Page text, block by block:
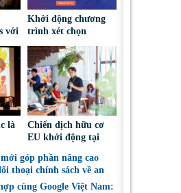
với
Khởi động chương
trình xét chọn
‘Doanh nghiệp đạt
chuẩn Văn hóa Kinh
doanh Việt Nam’
năm 2026
là
Chiến dịch hữu cơ
EU khởi động tại
người tiêu dùng lựa
chọn sáng suốt
góp phần nâng cao
thoại chính sách về an
cùng Google Việt Nam: